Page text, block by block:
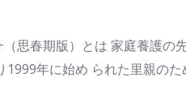
思春期版）とは 家庭養護
年に始め られた里親の